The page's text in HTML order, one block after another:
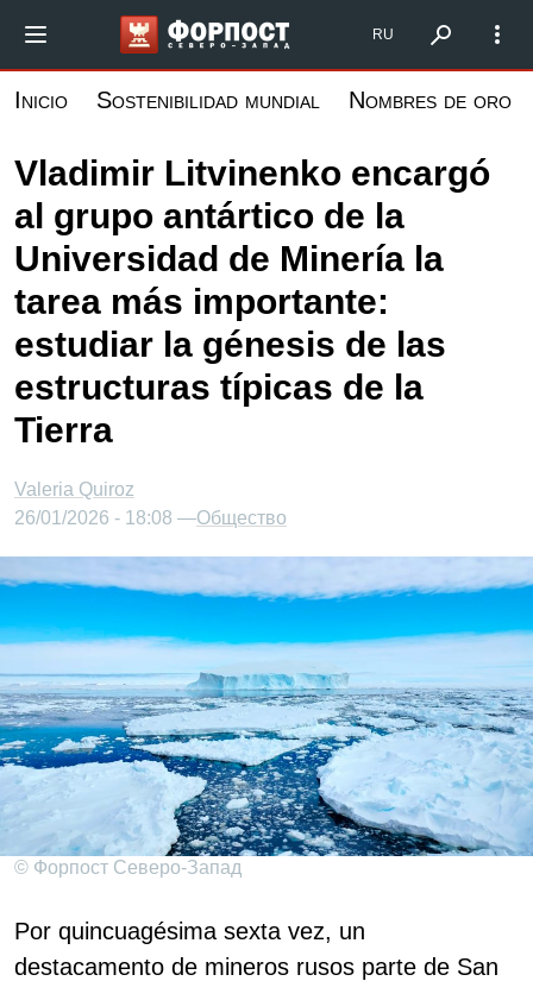
contenido
Форпост Северо-Запад
RU
Inicio Sostenibilidad mundial Nombres de oro
Vladimir Litvinenko encargó
al grupo antártico de la
Universidad de Minería la
tarea más importante:
estudiar la génesis de las
estructuras típicas de la
Tierra
Valeria Quiroz
26/01/2026 - 18:08 —Общество
© Форпост Северо-Запад
Por quincuagésima sexta vez, un
destacamento de mineros rusos parte de San